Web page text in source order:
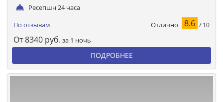
Ресепшн 24 часа
По отзывам Отлично 8.6 / 10
От8340 руб. за 1 ночь
ПОДРОБНЕЕ